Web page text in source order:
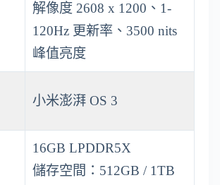
解像度 2608 x 1200、1-
120Hz 更新率、3500 nits
峰值亮度
小米澎湃 OS 3
16GB LPDDR5X
儲存空間：512GB / 1TB